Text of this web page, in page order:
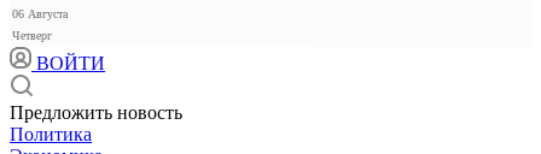
06 Августа
Четверг
ВОЙТИ
Предложить новость
Политика